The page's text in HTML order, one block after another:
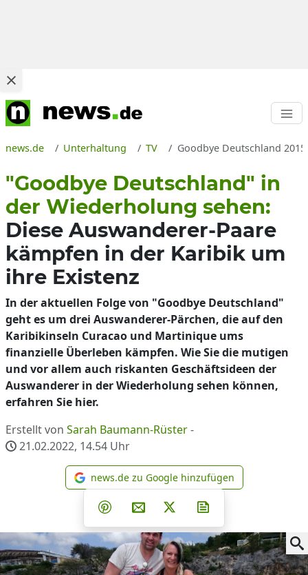
news.de Unterhaltung TV Goodbye Deutschland
"Goodbye Deutschland" in
der Wiederholung sehen:
Diese Auswanderer-Paare
kämpfen in der Karibik um
ihre Existenz
In der aktuellen Folge von "Goodbye Deutschland"
geht es um drei Auswanderer-Pärchen, die auf den
Karibikinseln Curacao und Martinique ums
finanzielle Überleben kämpfen. Wie Sie die mutigen
und vor allem auch riskanten Geschäftsideen der
Auswanderer in der Wiederholung sehen können,
erfahren Sie hier.
Erstellt von Sarah Baumann-Rüster-
21.02.2022, 14.54 Uhr
news.de zu Google
news.de zu Google hinzufügen
Teilen auf Facebook
Teilen auf Whatsapp
Teilen auf Telegram
Teilen auf Pinterest
Per E-Mail teilen
Post auf X